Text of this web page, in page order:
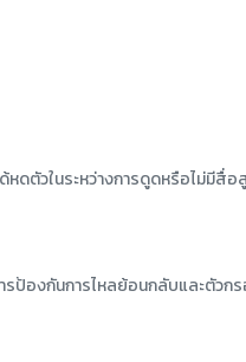
ตัวในระหว่างการดูดหรือไม่มีสื่อ
รป้องกันการไหลย้อนกลับและตัวก